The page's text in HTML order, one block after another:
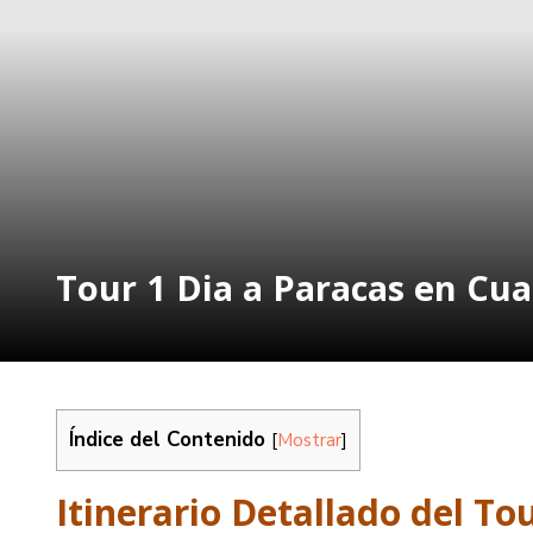
Tour 1 Dia a Paracas en
Índice del Contenido [Mostrar]
Itinerario Detallado del